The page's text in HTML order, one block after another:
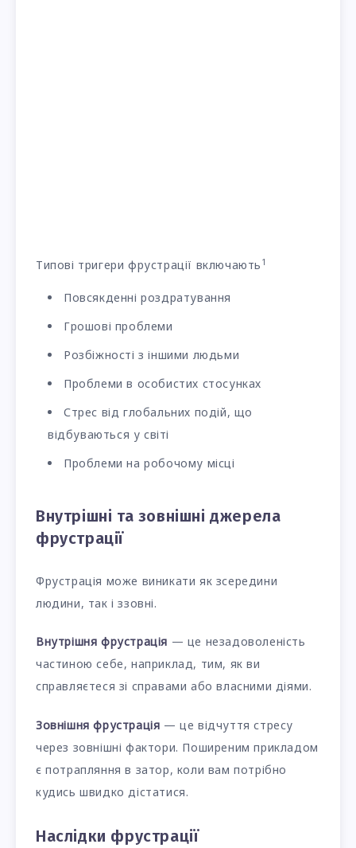
Типові тригери фрустрації включають 1
Повсякденні роздратування
Грошові проблеми
Розбіжності з іншими людьми
Проблеми в особистих стосунках
Стрес від глобальних подій, що
відбуваються у світі
Проблеми на робочому місці
Внутрішні та зовнішні джерела
фрустрації
Фрустрація може виникати як зсередини
людини, так і ззовні.
Внутрішня фрустрація — це незадоволеність
частиною себе, наприклад, тим, як ви
справляєтеся зі справами або власними діями.
Зовнішня фрустрація — це відчуття стресу
через зовнішні фактори. Поширеним прикладом
є потрапляння в затор, коли вам потрібно
кудись швидко дістатися.
Наслідки фрустрації